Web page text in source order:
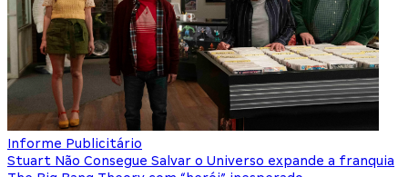
Informe Publicitário
Stuart Não Consegue Salvar o Universo expande a franquia